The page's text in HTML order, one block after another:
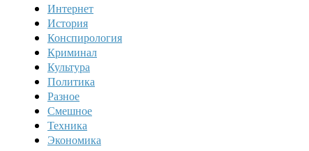
Интернет
История
Конспирология
Криминал
Культура
Политика
Разное
Смешное
Техника
Экономика